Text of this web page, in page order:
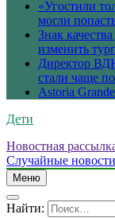
«Угостили
могли
Знак
изменить
Директор
стали чаще
Astoria
Дети
Новостная
Случайные новости
Меню
Найти: